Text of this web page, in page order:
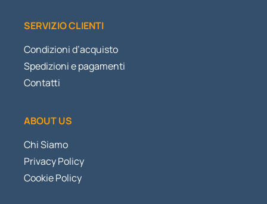
SERVIZIO CLIENTI
Condizioni d’acquisto
Spedizioni e pagamenti
Contatti
ABOUT US
Chi Siamo
Privacy Policy
Cookie Policy